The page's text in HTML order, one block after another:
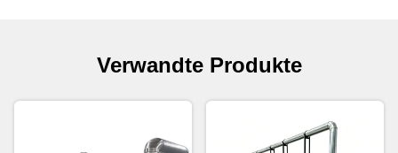
Verwandte Produkte